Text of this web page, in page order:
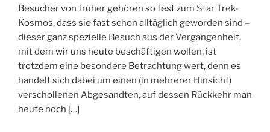
Besucher von früher gehören so fest zum Star Trek-
Kosmos, dass sie fast schon alltäglich geworden sind –
dieser ganz spezielle Besuch aus der Vergangenheit,
mit dem wir uns heute beschäftigen wollen, ist
trotzdem eine besondere Betrachtung wert, denn es
handelt sich dabei um einen (in mehrerer Hinsicht)
verschollenen Abgesandten, auf dessen Rückkehr man
heute noch […]